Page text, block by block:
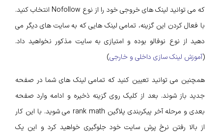
که می توانید لینک های خروجی خود را از نوع Nofollow انتخاب کنید.
با فعال کردن این گزینه، تمامی لینک هایی که به سایت های دیگر می
دهید از نوع نوفالو بوده و امتیازی به سایت مذکور نخواهید داد.
(آموزش لینک سازی داخلی و خارجی)
همچنین می توانید تعیین کنید که تمامی لینک های شما در صفحه
جدید باز شوند. بعد از کلیک روی گزینه ذخیره و ادامه وارد صفحه
بعدی و مرحله آخر پیکربندی پلاگین rank math می شوید. با این کار
از بالا رفتن نرخ پرش سایت خود جلوگیری خواهید کرد و این یک